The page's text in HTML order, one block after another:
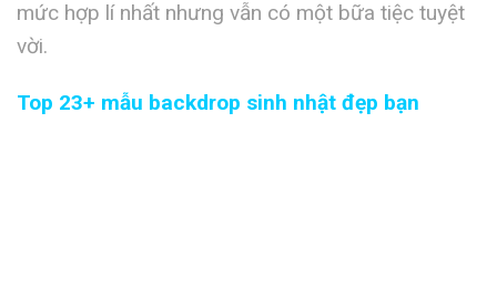
mức hợp lí nhất nhưng vẫn có một bữa tiệc tuyệt
vời.
Top 23+ mẫu backdrop sinh nhật đẹp bạn